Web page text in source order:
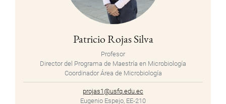
Patricio Rojas Silva
Profesor
Director del Programa de Maestría en Microbiología
Coordinador Área de Microbiología
projas1@usfq.edu.ec
Eugenio Espejo, EE-210